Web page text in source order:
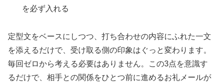
を必ず入れる
定型文をベースにしつつ、打ち合わせの内容にふれた一文
を添えるだけで、受け取る側の印象はぐっと変わります。
毎回ゼロから考える必要はありません。この3点を意識す
るだけで、相手との関係をひとつ前に進めるお礼メールが